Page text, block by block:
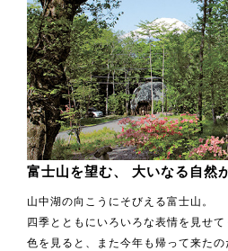
富士山を望む、 大いなる自然
山中湖の向こうにそびえる富士山。
四季とともにいろいろな表情を見せ
色を見ると、また今年も帰って来たの